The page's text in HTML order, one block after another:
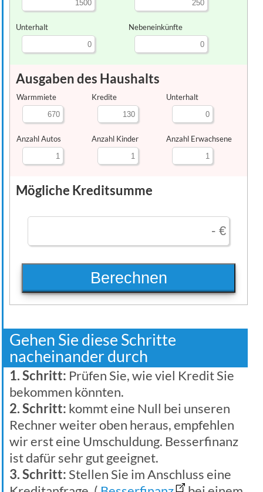
Unterhalt Nebeneinkünfte
Ausgaben des Haushalts
Warmmiete Kredite Unterhalt
Anzahl Autos Anzahl Kinder Anzahl Erwachsene
Mögliche Kreditsumme
Berechnen
Gehen Sie diese Schritte
nacheinander durch
1. Schritt: Prüfen Sie, wie viel Kredit Sie
bekommen könnten.
2. Schritt: kommt eine Null bei unseren
Rechner weiter oben heraus, empfehlen
wir erst eine Umschuldung. Besserfinanz
ist dafür sehr gut geeignet.
3. Schritt: Stellen Sie im Anschluss eine